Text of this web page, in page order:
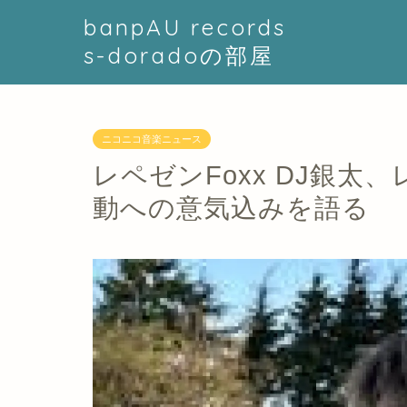
banpAU records
s-doradoの部屋
ニコニコ音楽ニュース
レペゼンFoxx DJ銀太、
動への意気込みを語る